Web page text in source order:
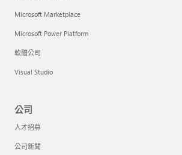
Microsoft Marketplace
Microsoft Power Platform
軟體公司
Visual Studio
公司
人才招募
公司新聞